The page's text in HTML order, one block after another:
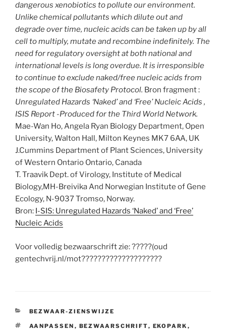
dangerous xenobiotics to pollute our environment.
Unlike chemical pollutants which dilute out and
degrade over time, nucleic acids can be taken up by all
cell to multiply, mutate and recombine indefinitely. The
need for regulatory oversight at both national and
international levels is long overdue. It is irresponsible
to continue to exclude naked/free nucleic acids from
the scope of the Biosafety Protocol. Bron fragment :
Unregulated Hazards ‘Naked’ and ‘Free’ Nucleic Acids ,
ISIS Report -Produced for the Third World Network.
Mae-Wan Ho, Angela Ryan Biology Department, Open
University, Walton Hall, Milton Keynes MK7 6AA, UK
J.Cummins Department of Plant Sciences, University
of Western Ontario Ontario, Canada
T. Traavik Dept. of Virology, Institute of Medical
Biology,MH-Breivika And Norwegian Institute of Gene
Ecology, N-9037 Tromso, Norway.
Bron: I-SIS: Unregulated Hazards ‘Naked’ and ‘Free’
Nucleic Acids
Voor volledig bezwaarschrift zie: ?????(oud
gentechvrij.nl/mot????????????????????
CATEGORIEËN
BEZWAAR-ZIENSWIJZE
TAGS
AANPASSEN , BEZWAARSCHRIFT, EKOPARK ,